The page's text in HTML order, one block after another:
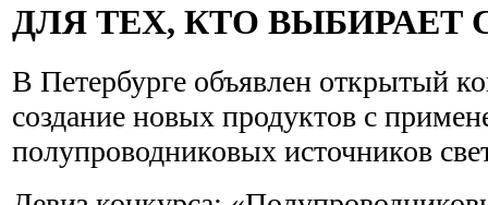
ДЛЯ ТЕХ, КТО ВЫБИРАЕТ
В Петербурге объявлен открытый
создание новых продуктов с
полупроводниковых источников